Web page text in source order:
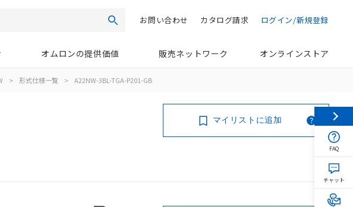
検索 ログイン/新規登録
カタログ請求
お問い合わせ
オムロンの提供価値 販売ネットワーク オンラインストア
> 形式仕様一覧 > A22NW-3BL-TGA-P201-GB
マイリストに追加
FAQ
チャット